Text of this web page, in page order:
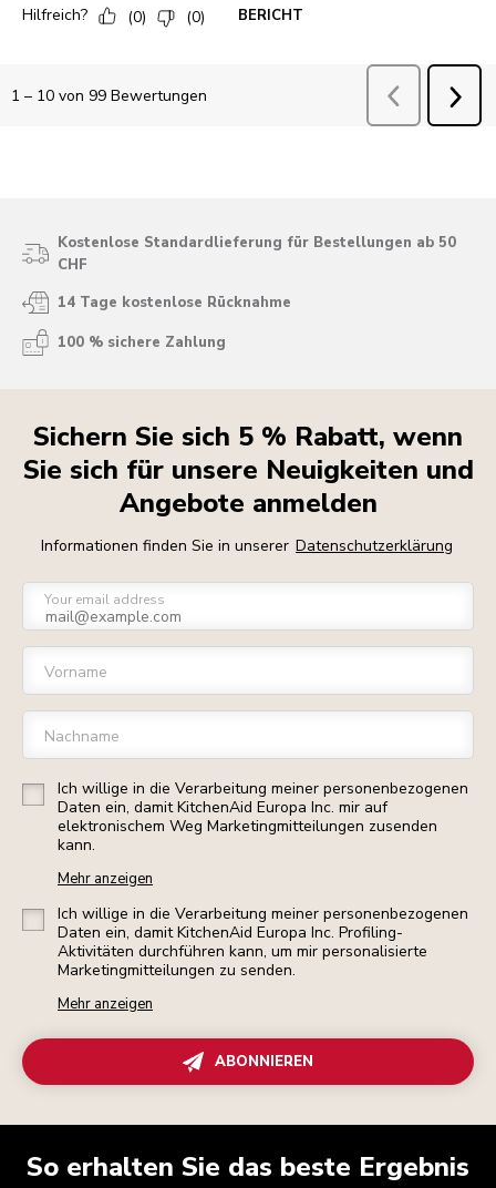
Kostenlose Standardlieferung für Bestellungen ab 50
CHF
14 Tage kostenlose Rücknahme
100 % sichere Zahlung
Sichern Sie sich 5 % Rabatt, wenn
Sie sich für unsere Neuigkeiten und
Angebote anmelden
Informationen finden Sie in unserer Datenschutzerklärung
Your email address
Vorname
Nachname
Ich willige in die Verarbeitung meiner personenbezogenen
Daten ein, damit KitchenAid Europa Inc. mir auf
elektronischem Weg Marketingmitteilungen zusenden
kann.
Mehr anzeigen
Ich willige in die Verarbeitung meiner personenbezogenen
Daten ein, damit KitchenAid Europa Inc. Profiling-
Aktivitäten durchführen kann, um mir personalisierte
Marketingmitteilungen zu senden.
Mehr anzeigen
ABONNIEREN
So erhalten Sie das beste Ergebnis